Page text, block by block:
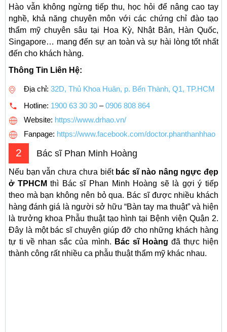
Hào vẫn không ngừng tiếp thu, học hỏi để nâng cao tay
nghề, khả năng chuyên môn với các chứng chỉ đào tạo
thẩm mỹ chuyên sâu tại Hoa Kỳ, Nhật Bản, Hàn Quốc,
Singapore… mang đến sự an toàn và sự hài lòng tốt nhất
đến cho khách hàng.
Thông Tin Liên Hệ:
Địa chỉ: 32D, Thủ Khoa Huân, p. Bến Thành, Q1, TP.HCM
Hotline: 1900 63 30 30 –0906 808 864
Website: https://www.drhao.vn/
Fanpage: https://www.facebook.com/doctor.phanthanhhao
2 Bác sĩ Phan Minh Hoàng
Nếu bạn vẫn chưa chưa biếtbác sĩ nào nâng ngực đẹp
ở TPHCM thì Bác sĩ Phan Minh Hoàng sẽ là gợi ý tiếp
theo mà bạn không nên bỏ qua. Bác sĩ được nhiều khách
hàng đánh giá là người sở hữu “Bàn tay ma thuật” và hiện
là trưởng khoa Phẫu thuật tạo hình tại Bệnh viện Quận 2.
Đây là một bác sĩ chuyên giúp đỡ cho những khách hàng
tự ti về nhan sắc của mình. Bác sĩ Hoàng đã thực hiện
thành công rất nhiều ca phẫu thuật thẩm mỹ khác nhau.